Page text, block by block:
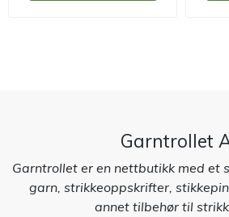
Garntrollet
Garntrollet er en nettbutikk med et
garn, strikkeoppskrifter,
annet tilbehør til